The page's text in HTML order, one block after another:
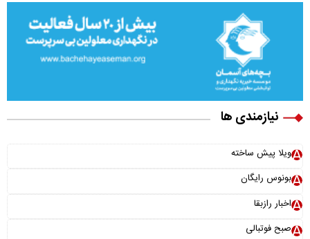
نیازمندی ها
ویلا پیش ساخته
بونوس رایگان
اخبار رازبقا
صبح فوتبالی